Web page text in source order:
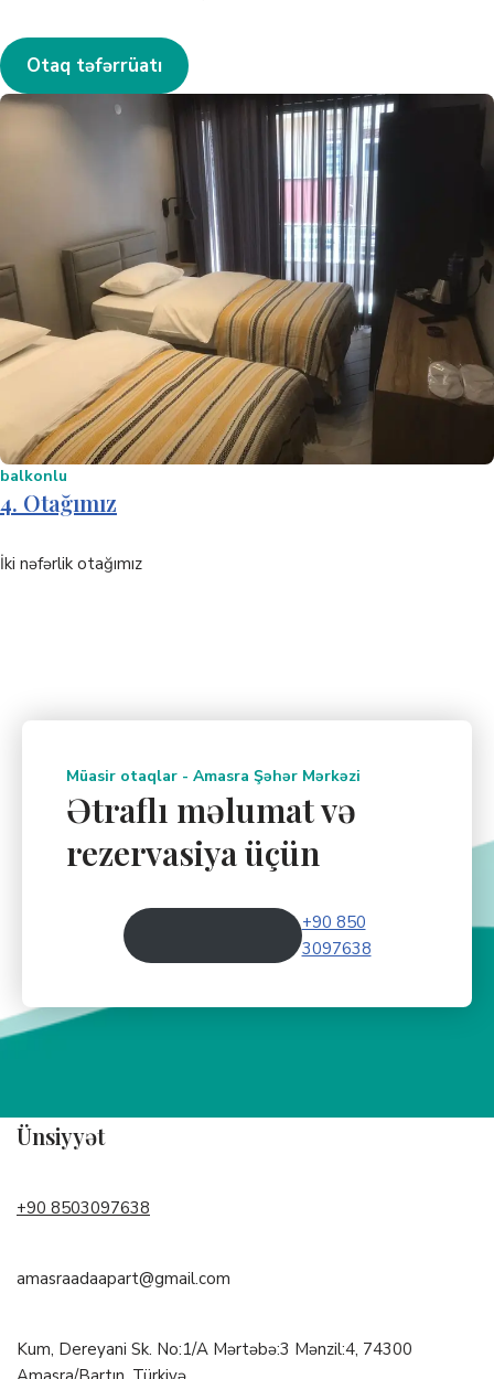
Otaq təfərrüatı
balkonlu
4. Otağımız
İki nəfərlik otağımız
Müasir otaqlar - Amasra Şəhər Mərkəzi
Ətraflı məlumat və
rezervasiya üçün
+90 850
3097638
Ünsiyyət
+90 8503097638
amasraadaapart@gmail.com
Kum, Dereyani Sk. No:1/A Mərtəbə:3 Mənzil:4, 74300